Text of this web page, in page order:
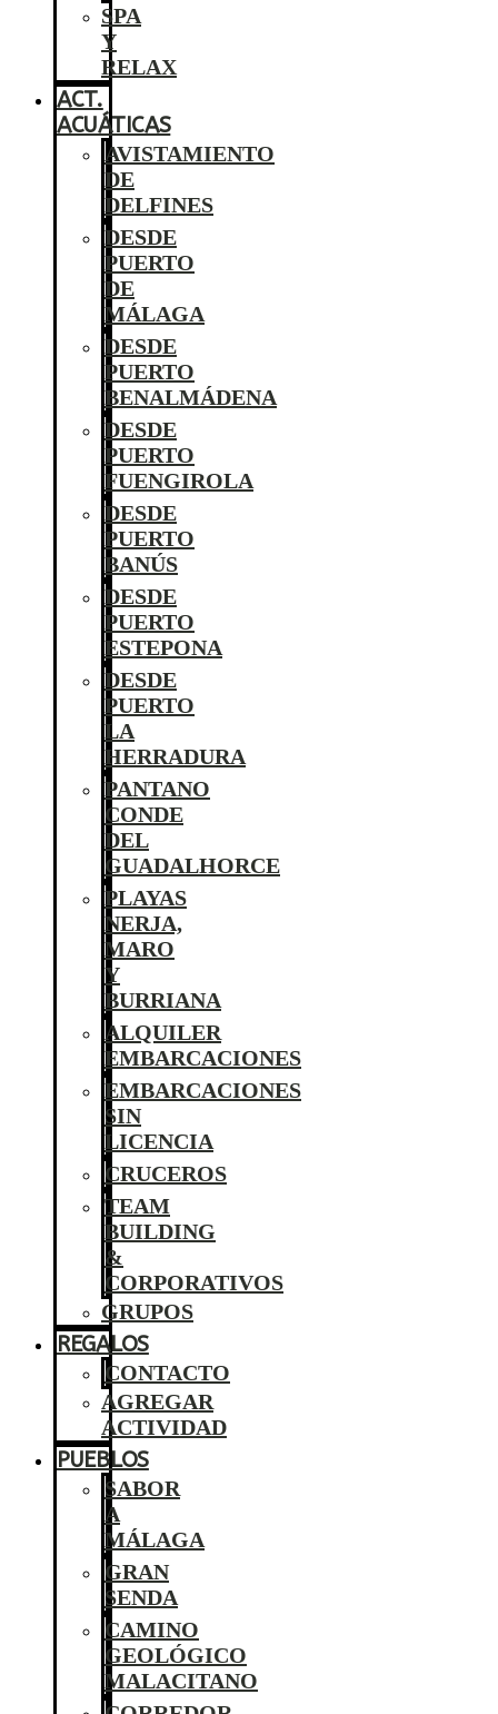
SPA
Y
RELAX
ACT.
ACUÁTICAS
AVISTAMIENTO
DE
DELFINES
DESDE
PUERTO
DE
MÁLAGA
DESDE
PUERTO
BENALMÁDENA
DESDE
PUERTO
FUENGIROLA
DESDE
PUERTO
BANÚS
DESDE
PUERTO
ESTEPONA
DESDE
PUERTO
LA
HERRADURA
PANTANO
CONDE
DEL
GUADALHORCE
PLAYAS
NERJA,
MARO
Y
BURRIANA
ALQUILER
EMBARCACIONES
EMBARCACIONES
SIN
LICENCIA
CRUCEROS
TEAM
BUILDING
&
CORPORATIVOS
GRUPOS
REGALOS
CONTACTO
AGREGAR
ACTIVIDAD
PUEBLOS
SABOR
A
MÁLAGA
GRAN
SENDA
CAMINO
GEOLÓGICO
MALACITANO